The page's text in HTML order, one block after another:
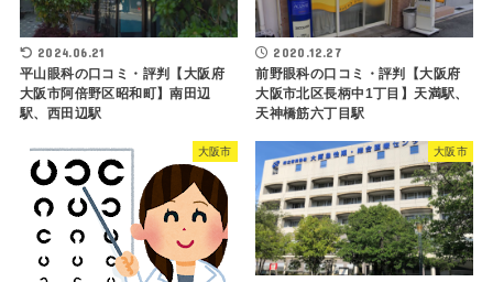
2024.06.21
平山眼科の口コミ・評判【大阪府
大阪市阿倍野区昭和町】南田辺
駅、西田辺駅
2020.12.27
前野眼科の口コミ・評判【大阪府
大阪市北区長柄中1丁目】天満駅、
天神橋筋六丁目駅
大阪市 大阪市